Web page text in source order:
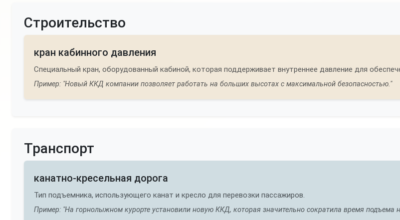
Строительство
кран кабинного давления
Специальный кран, оборудованный кабиной, которая поддерживает внутреннее давление для
Пример: "Новый ККД компании позволяет работать на больших высотах с максимальной безопасностью."
Транспорт
канатно-кресельная дорога
Тип подъемника, использующего канат и кресло для перевозки пассажиров.
Пример: "На горнолыжном курорте установили новую ККД, которая значительно сократила время подъема